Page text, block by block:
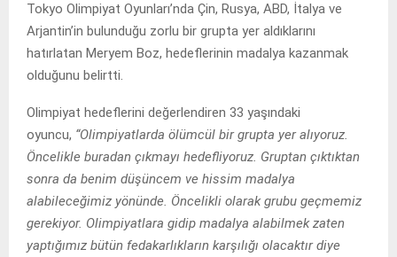
Tokyo Olimpiyat Oyunları’nda Çin, Rusya, ABD, İtalya ve
Arjantin’in bulunduğu zorlu bir grupta yer aldıklarını
hatırlatan Meryem Boz, hedeflerinin madalya kazanmak
olduğunu belirtti.
Olimpiyat hedeflerini değerlendiren 33 yaşındaki
oyuncu, “Olimpiyatlarda ölümcül bir grupta yer alıyoruz.
Öncelikle buradan çıkmayı hedefliyoruz. Gruptan çıktıktan
sonra da benim düşüncem ve hissim madalya
alabileceğimiz yönünde. Öncelikli olarak grubu geçmemiz
gerekiyor. Olimpiyatlara gidip madalya alabilmek zaten
yaptığımız bütün fedakarlıkların karşılığı olacaktır diye